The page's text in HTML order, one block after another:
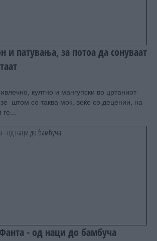
и патувања, за потоа да сонуваат
култно и мангупски во цртаниот
штом со таква моќ, веќе со децении, на
ге...
- од наци до бамбуча